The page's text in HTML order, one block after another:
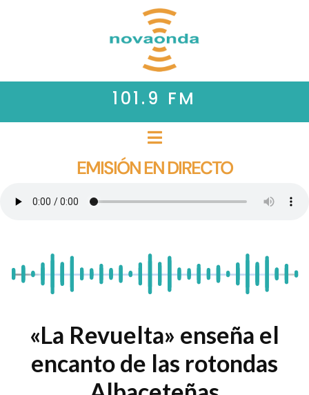
101.9 FM
EMISIÓN EN DIRECTO
«La Revuelta» enseña el
encanto de las rotondas